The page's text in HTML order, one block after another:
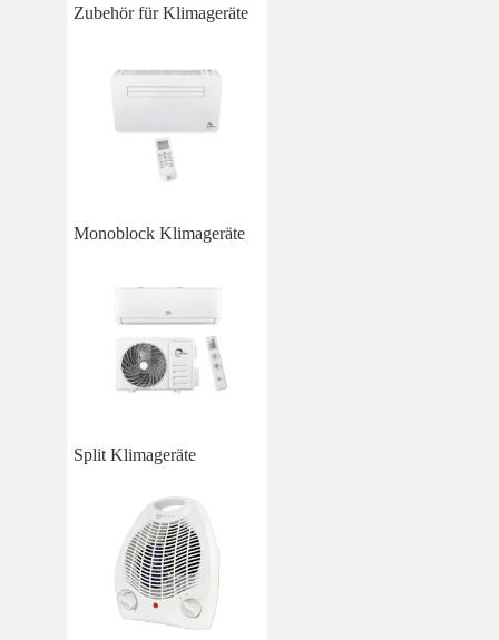
Zubehör für Klimageräte
Monoblock Klimageräte
Split Klimageräte